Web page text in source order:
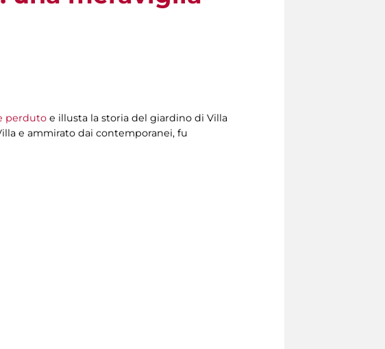
perduto e illusta la storia del giardino di Villa
e ammirato dai contemporanei, fu